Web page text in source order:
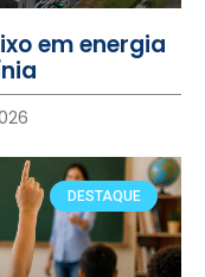
em energia
DESTAQUE